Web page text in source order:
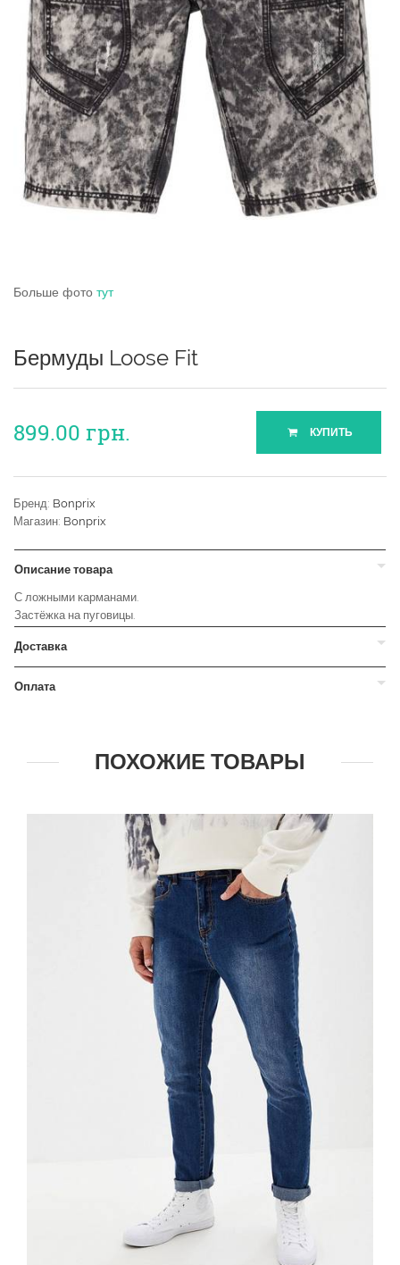
Больше фото тут
Бермуды Loose Fit
899.00 грн. КУПИТЬ
Бренд: Bonprix
Магазин: Bonprix
Описание товара
С ложными карманами.
Застёжка на пуговицы.
Доставка
Оплата
ПОХОЖИЕ ТОВАРЫ